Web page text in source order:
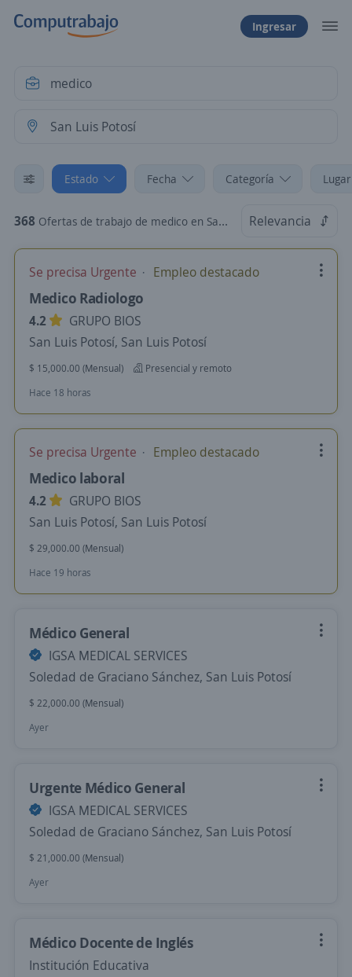
Ingresar
Estado Fecha Categoría
368 Ofertas de trabajo de medico en San Luis Potosí Relevancia
Se precisa Urgente Empleo destacado
Medico Radiologo
4.2
GRUPO BIOS
San Luis Potosí, San Luis Potosí
$ 15,000.00 (Mensual)
Presencial y remoto
Hace 18 horas
Se precisa Urgente Empleo destacado
Medico laboral
4.2
GRUPO BIOS
San Luis Potosí, San Luis Potosí
$ 29,000.00 (Mensual)
Hace 19 horas
Médico General
IGSA MEDICAL SERVICES
Soledad de Graciano Sánchez, San Luis Potosí
$ 22,000.00 (Mensual)
Ayer
Urgente Médico General
IGSA MEDICAL SERVICES
Soledad de Graciano Sánchez, San Luis Potosí
$ 21,000.00 (Mensual)
Ayer
Médico Docente de Inglés
Institución Educativa